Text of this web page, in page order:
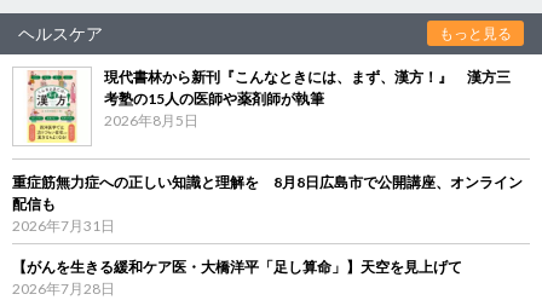
ヘルスケア もっと見る
現代書林から新刊『こんなときには、まず、漢方！』 漢方三
考塾の15人の医師や薬剤師が執筆
2026年8月5日
重症筋無力症への正しい知識と理解を 8月8日広島市で公開講座、オンライン
配信も
2026年7月31日
【がんを生きる緩和ケア医・大橋洋平「足し算命」】天空を見上げて
2026年7月28日